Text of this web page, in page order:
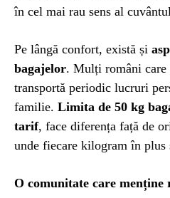
în cel mai rau sens al
Pe lângă confort, există și
bagajelor. Mulți români care
transportă periodic lucruri
familie. Limita de 50 kg
tarif, face diferența față de
unde fiecare kilogram în plus
O comunitate care menține